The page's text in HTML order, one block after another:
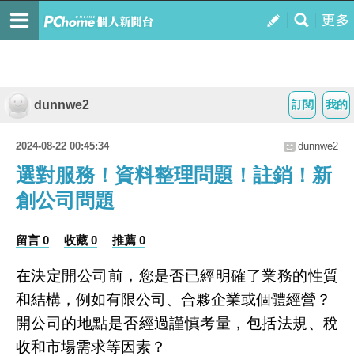
我的
訂閱
dunnwe2
2024-08-22 00:45:34 dunnwe2
選對服務！資料整理問題！註銷！新
創公司問題
留言 0 收藏 0 推薦 0
在決定開公司前，您是否已經明確了業務的性質
和結構，例如有限公司、合夥企業或個體經營？
開公司的地點是否經過謹慎考量，包括法規、稅
收和市場需求等因素？